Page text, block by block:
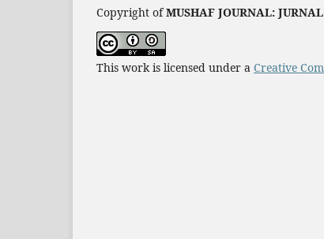
Copyright ofMUSHAF JOURNAL:
This work is licensed under a Creative